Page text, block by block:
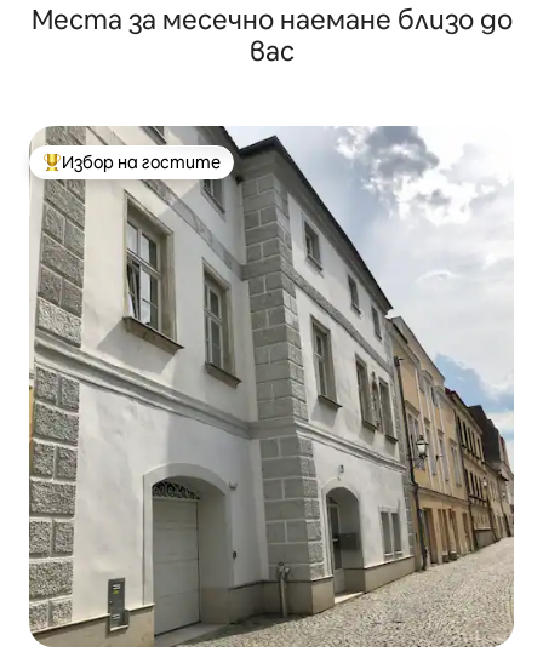
Места за месечно наемане близо до
вас
Най-популярен избор на гостите
Избор на гостите